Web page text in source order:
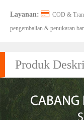
Layanan: COD &
pengembalian & penukaran
Produk